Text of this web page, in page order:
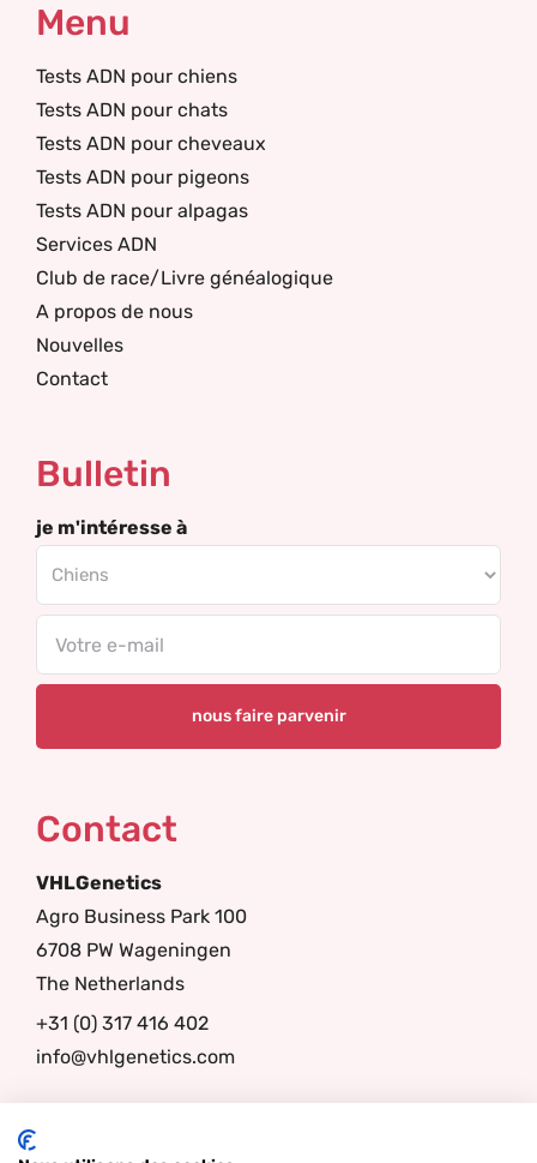
Menu
Tests ADN pour chiens
Tests ADN pour chats
Tests ADN pour cheveaux
Tests ADN pour pigeons
Tests ADN pour alpagas
Services ADN
Club de race/Livre généalogique
A propos de nous
Nouvelles
Contact
Bulletin
je m'intéresse à
Contact
VHLGenetics
Agro Business Park 100
6708 PW Wageningen
The Netherlands
+31 (0) 317 416 402
info@vhlgenetics.com
Follow us